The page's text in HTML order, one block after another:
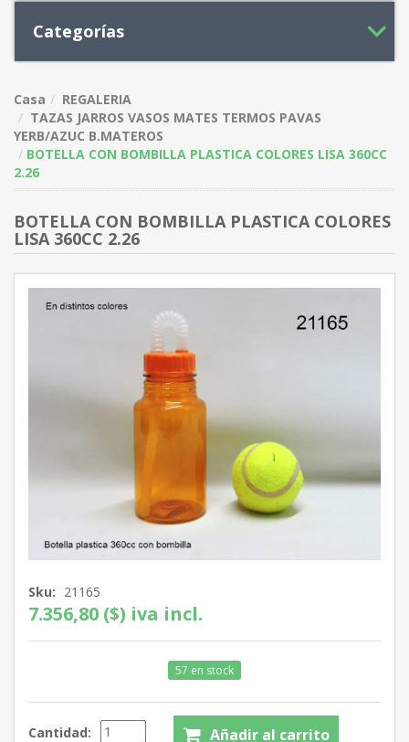
Categorías
Casa
REGALERIA
TAZAS JARROS VASOS MATES TERMOS PAVAS
YERB/AZUC B.MATEROS
BOTELLA CON BOMBILLA PLASTICA COLORES LISA 360CC
2.26
BOTELLA CON BOMBILLA PLASTICA COLORES
LISA 360CC 2.26
Sku: 21165
7.356,80 ($) iva incl.
57 en stock
Cantidad: